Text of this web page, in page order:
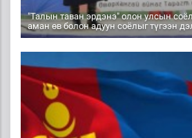
"Талын таван эрдэнэ" олон улсын
аман өв болон адуун соёлыг түгээн